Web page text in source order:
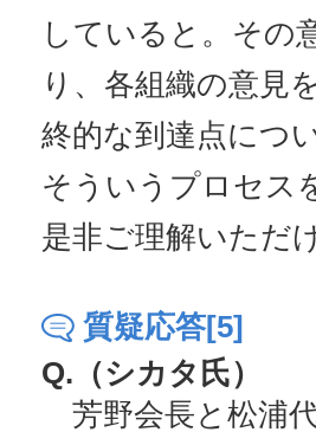
していると。その
り、各組織の意見
終的な到達点につ
そういうプロセス
是非ご理解いただ
質疑応答[5]
Q.（シカタ氏）
芳野会長と松浦